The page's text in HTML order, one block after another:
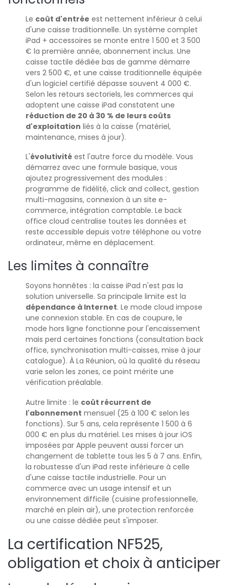
Le coût d'entrée est nettement inférieur à celui
d'une caisse traditionnelle. Un système complet
iPad + accessoires se monte entre 1 500 et 3 500
€ la première année, abonnement inclus. Une
caisse tactile dédiée bas de gamme démarre
vers 2 500 €, et une caisse traditionnelle équipée
d'un logiciel certifié dépasse souvent 4 000 €.
Selon les retours sectoriels, les commerces qui
adoptent une caisse iPad constatent une
réduction de 20 à 30 % de leurs coûts
d'exploitation liés à la caisse (matériel,
maintenance, mises à jour).
L'évolutivitéest l'autre force du modèle. Vous
démarrez avec une formule basique, vous
ajoutez progressivement des modules :
programme de fidélité, click and collect, gestion
multi-magasins, connexion à un site e-
commerce, intégration comptable. Le back
office cloud centralise toutes les données et
reste accessible depuis votre téléphone ou votre
ordinateur, même en déplacement.
Les limites à connaître
Soyons honnêtes : la caisse iPad n'est pas la
solution universelle. Sa principale limite est la
dépendance à Internet. Le mode cloud impose
une connexion stable. En cas de coupure, le
mode hors ligne fonctionne pour l'encaissement
mais perd certaines fonctions (consultation back
office, synchronisation multi-caisses, mise à jour
catalogue). À La Réunion, où la qualité du réseau
varie selon les zones, ce point mérite une
vérification préalable.
Autre limite : le coût récurrent de
l'abonnement mensuel (25 à 100 € selon les
fonctions). Sur 5 ans, cela représente 1 500 à 6
000 € en plus du matériel. Les mises à jour iOS
imposées par Apple peuvent aussi forcer un
changement de tablette tous les 5 à 7 ans. Enfin,
la robustesse d'un iPad reste inférieure à celle
d'une caisse tactile industrielle. Pour un
commerce avec un usage intensif et un
environnement difficile (cuisine professionnelle,
marché en plein air), une protection renforcée
ou une caisse dédiée peut s'imposer.
La certification NF525,
obligation et choix à anticiper